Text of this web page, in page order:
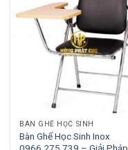
BÀN GHẾ HỌC SINH
Bàn Ghế Học Sinh Inox
0966.275.739 – Giải Pháp